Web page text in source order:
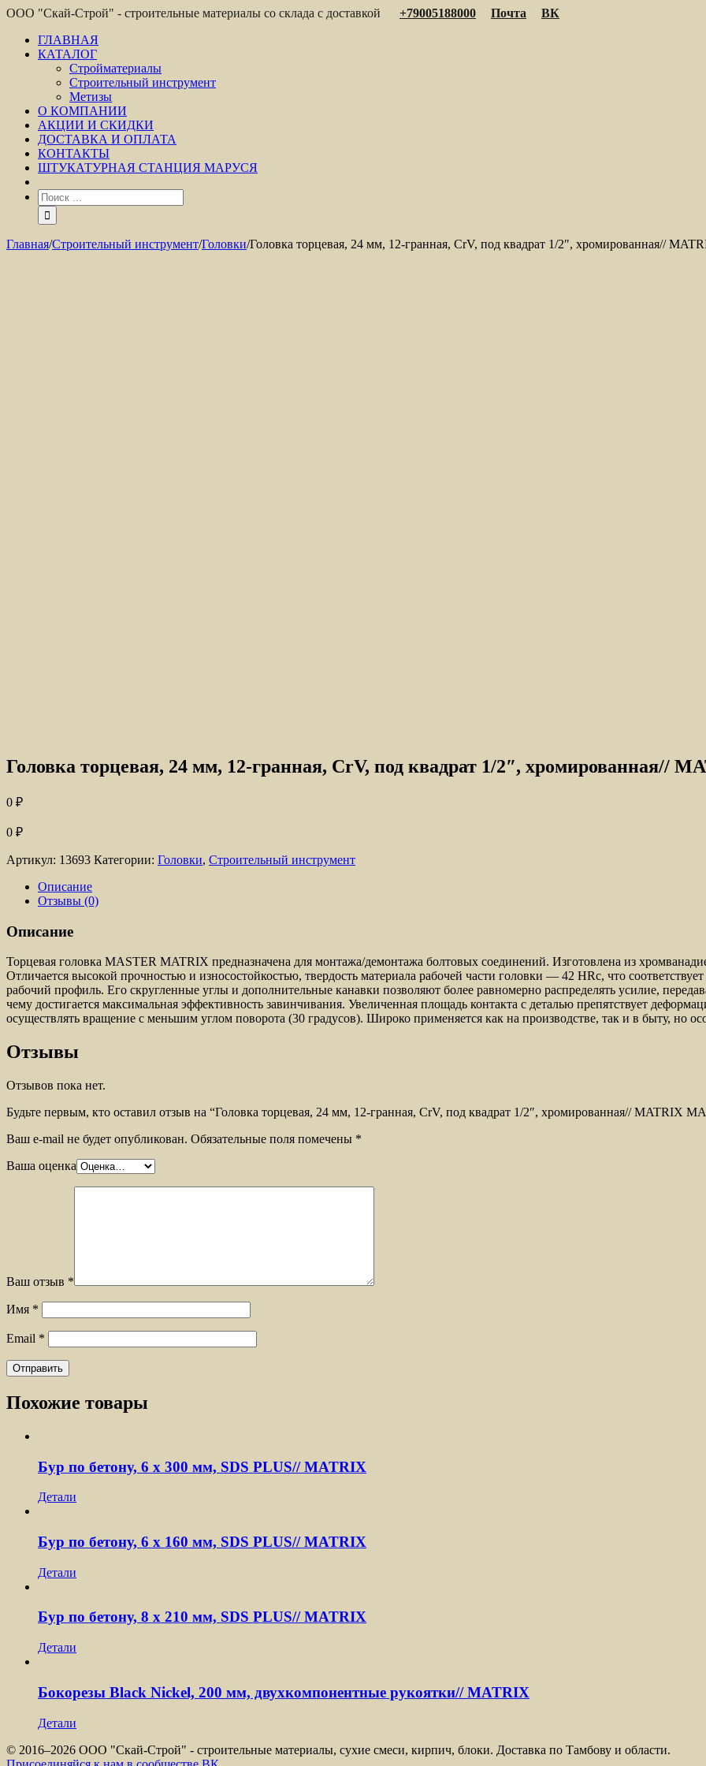
ООО "Скай-Строй" - строительные материалы со склада с доставкой +79005188000 Почта
ВК
ГЛАВНАЯ
КАТАЛОГ
Стройматериалы
Строительный инструмент
Метизы
О КОМПАНИИ
АКЦИИ И СКИДКИ
ДОСТАВКА И ОПЛАТА
КОНТАКТЫ
ШТУКАТУРНАЯ СТАНЦИЯ МАРУСЯ
Главная/Строительный инструмент/Головки/Головка торцевая, 24 мм, 12-гранная, CrV, под квадрат 1/2″, хромированная//
Головка торцевая, 24 мм, 12-гранная, CrV, под квадрат 1/2″, хромированная//
0 ₽
0 ₽
Артикул: 13693 Категории: Головки, Строительный инструмент
Описание
Отзывы (0)
Описание
Торцевая головка MASTER MATRIX предназначена для монтажа/демонтажа болтовых соединений. Изготовлена из
Отличается высокой прочностью и износостойкостью, твердость материала рабочей части головки — 42 HRс, что
рабочий профиль. Его скругленные углы и дополнительные канавки позволяют более равномерно распределять усилие,
чему достигается максимальная эффективность завинчивания. Увеличенная площадь контакта с деталью препятствует
осуществлять вращение с меньшим углом поворота (30 градусов). Широко применяется как на производстве, так и в быту, но
Отзывы
Отзывов пока нет.
Будьте первым, кто оставил отзыв на “Головка торцевая, 24 мм, 12-гранная, CrV, под квадрат 1/2″, хромированная// MATRIX
Ваш e-mail не будет опубликован. Обязательные поля помечены *
Ваша оценка
Ваш отзыв *
Имя *
Email *
Похожие товары
Бур по бетону, 6 х 300 мм, SDS PLUS// MATRIX
Детали
Бур по бетону, 6 x 160 мм, SDS PLUS// MATRIX
Детали
Бур по бетону, 8 x 210 мм, SDS PLUS// MATRIX
Детали
Бокорезы Black Nickel, 200 мм, двухкомпонентные рукоятки// MATRIX
Детали
© 2016–2026 ООО "Скай-Строй" - строительные материалы, сухие смеси, кирпич, блоки. Доставка по Тамбову и области.